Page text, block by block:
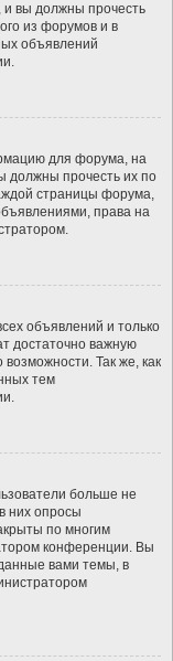
вы должны прочесть
из форумов и в
объявлений
для форума, на
должны прочесть их по
страницы форума,
права на
объявлений и только
достаточно важную
Так же, как
тем
больше не
них опросы
по многим
конференции. Вы
вами темы, в